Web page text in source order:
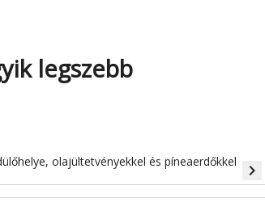
legszebb
olajültetvényekkel és píneaerdőkkel
navigate_next